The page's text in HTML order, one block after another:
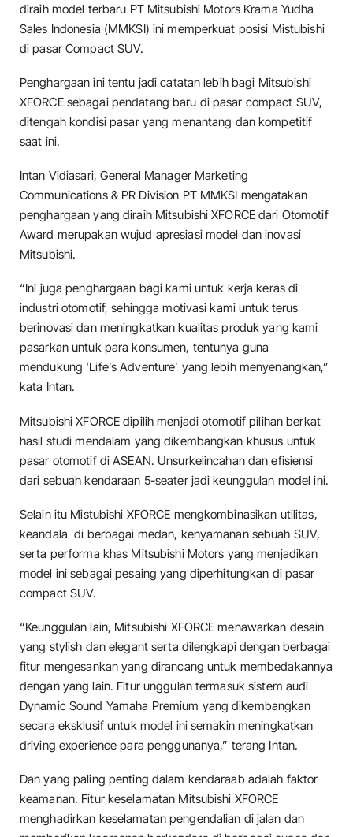
diraih model terbaru PT Mitsubishi Motors Krama Yudha
Sales Indonesia (MMKSI) ini memperkuat posisi Mistubishi
di pasar Compact SUV.
Penghargaan ini tentu jadi catatan lebih bagi Mitsubishi
XFORCE sebagai pendatang baru di pasar compact SUV,
ditengah kondisi pasar yang menantang dan kompetitif
saat ini.
Intan Vidiasari, General Manager Marketing
Communications & PR Division PT MMKSI mengatakan
penghargaan yang diraih Mitsubishi XFORCE dari Otomotif
Award merupakan wujud apresiasi model dan inovasi
Mitsubishi.
“Ini juga penghargaan bagi kami untuk kerja keras di
industri otomotif, sehingga motivasi kami untuk terus
berinovasi dan meningkatkan kualitas produk yang kami
pasarkan untuk para konsumen, tentunya guna
mendukung ‘Life’s Adventure’ yang lebih menyenangkan,”
kata Intan.
Mitsubishi XFORCE dipilih menjadi otomotif pilihan berkat
hasil studi mendalam yang dikembangkan khusus untuk
pasar otomotif di ASEAN. Unsurkelincahan dan efisiensi
dari sebuah kendaraan 5-seater jadi keunggulan model ini.
Selain itu Mistubishi XFORCE mengkombinasikan utilitas,
keandala di berbagai medan, kenyamanan sebuah SUV,
serta performa khas Mitsubishi Motors yang menjadikan
model ini sebagai pesaing yang diperhitungkan di pasar
compact SUV.
“Keunggulan lain, Mitsubishi XFORCE menawarkan desain
yang stylish dan elegant serta dilengkapi dengan berbagai
fitur mengesankan yang dirancang untuk membedakannya
dengan yang lain. Fitur unggulan termasuk sistem audi
Dynamic Sound Yamaha Premium yang dikembangkan
secara eksklusif untuk model ini semakin meningkatkan
driving experience para penggunanya,” terang Intan.
Dan yang paling penting dalam kendaraab adalah faktor
keamanan. Fitur keselamatan Mitsubishi XFORCE
menghadirkan keselamatan pengendalian di jalan dan